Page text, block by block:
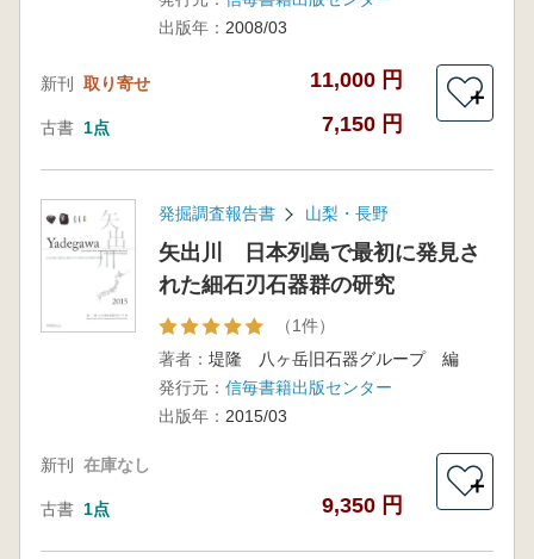
出版年： 2008/03
新刊 取り寄せ 11,000 円
古書 1点 7,150 円
＋
発掘調査報告書 山梨・長野
矢出川 日本列島で最初に発見さ
れた細石刃石器群の研究
（1件）
著者： 堤隆 八ヶ岳旧石器グループ 編
発行元： 信毎書籍出版センター
出版年： 2015/03
新刊 在庫なし
古書 1点 9,350 円
＋